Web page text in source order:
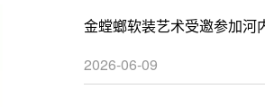
金螳螂软装艺术受邀参加河
2026-06-09